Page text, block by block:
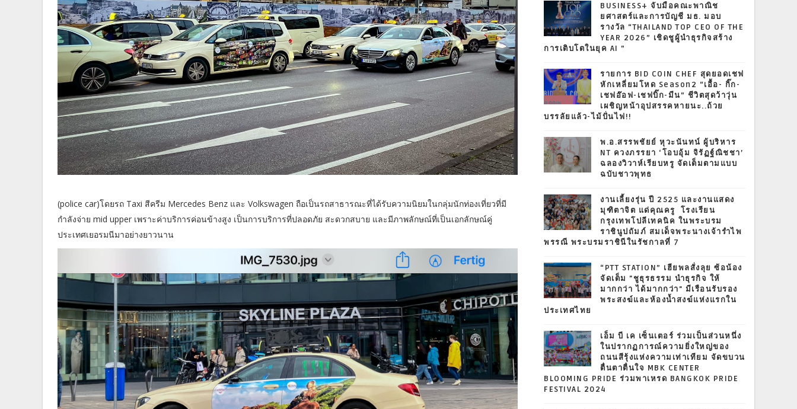
(police car)โดยรถ Taxi สีครีม Mercedes Benz และ Volkswagen ถือเป็นรถสาธารณะที่ได้รับความนิยมในกลุ่มนักท่องเที่ยวที่มี
กำลังจ่าย mid upper เพราะค่าบริการค่อนข้างสูง เป็นการบริการที่ปลอดภัย สะดวกสบาย และมีภาพลักษณ์ที่เป็นเอกลักษณ์คู่
ประเทศเยอรมนีมาอย่างยาวนาน
BUSINESS+ จับมือคณะพาณิช
ยศาสตร์และการบัญชี มธ. มอบ
รางวัล “THAILAND TOP CEO OF THE
YEAR 2026” เชิดชูผู้นำธุรกิจสร้าง
การเติบโตในยุค AI ”
รายการ BID COIN CHEF สุดยอดเชฟ
หักเหลี่ยมโหด Season2 “เอื้อ- กิ๊ก-
เชฟอ๊อฟ-เชฟบิ๊ก-มีน” ชีวิตสุดว้าวุ่น
เผชิญหน้าอุปสรรคหายนะ..ถ้วย
บรรลัยแล้ว-ไม้ปั่นไฟ!!
พ.อ.สรรพชัยย์ หุวะนันทน์ ผู้บริหาร
NT ควงภรรยา ‘โอบอุ้ม จิรัฏฐ์ณิชชา’
ฉลองวิวาห์เรียบหรู จัดเต็มตามแบบ
ฉบับชาวพุทธ
งานเลี้ยงรุ่น ปี 2525 และงานแสดง
มุฑิตาจิต แด่คุณครู โรงเรียน
กรุงเทพโปลีเทคนิค ในพระบรม
ราชินูปถัมภ์ สมเด็จพระนางเจ้ารำไพ
พรรณี พระบรมราชินีในรัชกาลที่ 7
“PTT STATION” เฮียพลสั่งลุย ซ้อน้อง
จัดเต็ม "ชูธุรธรรม นำธุรกิจ ให้
มากกว่า ได้มากกว่า" มีเรือนรับรอง
พระสงฆ์และห้องน้ำสงฆ์แห่งแรกใน
ประเทศไทย
เอ็ม บี เค เซ็นเตอร์ ร่วมเป็นส่วนหนึ่ง
ในปรากฏการณ์ความยิ่งใหญ่ของ
ถนนสีรุ้งแห่งความเท่าเทียม จัดขบวน
ตื่นตาตื่นใจ MBK CENTER
BLOOMING PRIDE ร่วมพาเหรด BANGKOK PRIDE
FESTIVAL 2024